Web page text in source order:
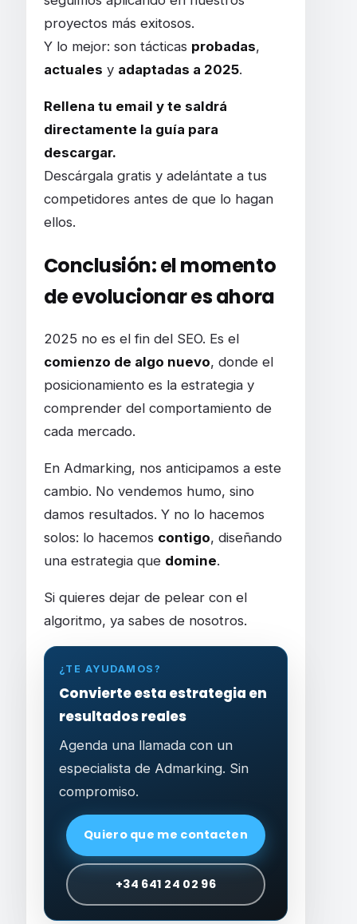
proyectos más exitosos.
Y lo mejor: son tácticas probadas,
actuales y adaptadas a 2025.
Rellena tu email y te saldrá
directamente la guía para
descargar.
Descárgala gratis y adelántate a tus
competidores antes de que lo hagan
ellos.
Conclusión: el momento
de evolucionar es ahora
2025 no es el fin del SEO. Es el
comienzo de algo nuevo, donde el
posicionamiento es la estrategia y
comprender del comportamiento de
cada mercado.
En Admarking, nos anticipamos a este
cambio. No vendemos humo, sino
damos resultados. Y no lo hacemos
solos: lo hacemos contigo, diseñando
una estrategia que domine.
Si quieres dejar de pelear con el
algoritmo, ya sabes de nosotros.
¿TE AYUDAMOS?
Convierte esta estrategia en
resultados reales
Agenda una llamada con un
especialista de Admarking. Sin
compromiso.
Quiero que me contacten
+34 641 24 02 96